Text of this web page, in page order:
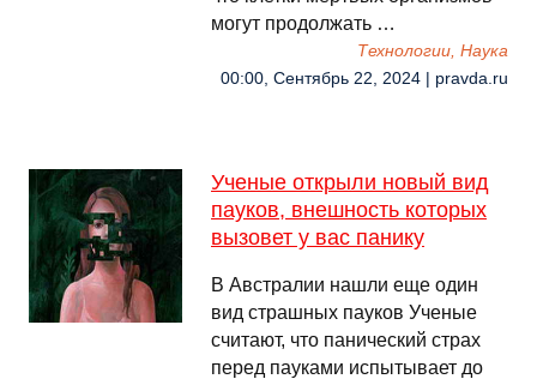
могут продолжать …
Технологии, Наука
00:00, Сентябрь 22, 2024 | pravda.ru
Ученые открыли новый вид
пауков, внешность которых
вызовет у вас панику
В Австралии нашли еще один
вид страшных пауков Ученые
считают, что панический страх
перед пауками испытывает до